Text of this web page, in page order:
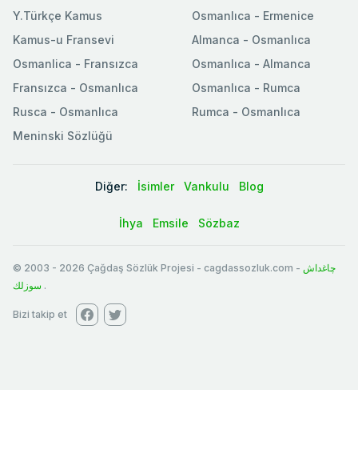
Y.Türkçe Kamus
Osmanlıca - Ermenice
Kamus-u Fransevi
Osmanlica - Fransızca
Fransızca - Osmanlıca
Rusca - Osmanlıca
Meninski Sözlüğü
Almanca - Osmanlıca
Osmanlıca - Almanca
Osmanlıca - Rumca
Rumca - Osmanlıca
Diğer: İsimler Vankulu Blog
İhya Emsile Sözbaz
© 2003 - 2026 Çağdaş Sözlük Projesi - cagdassozluk.com - چاغداش
سوزلك .
Bizi takip et